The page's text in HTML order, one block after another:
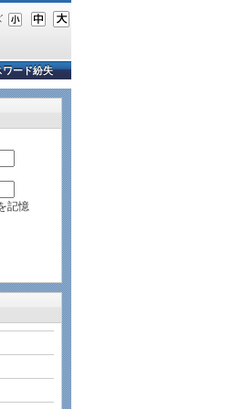
ワード紛失
記憶